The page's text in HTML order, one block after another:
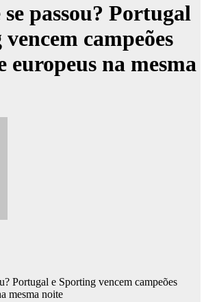
passou? Portugal
campeões
europeus na mesma